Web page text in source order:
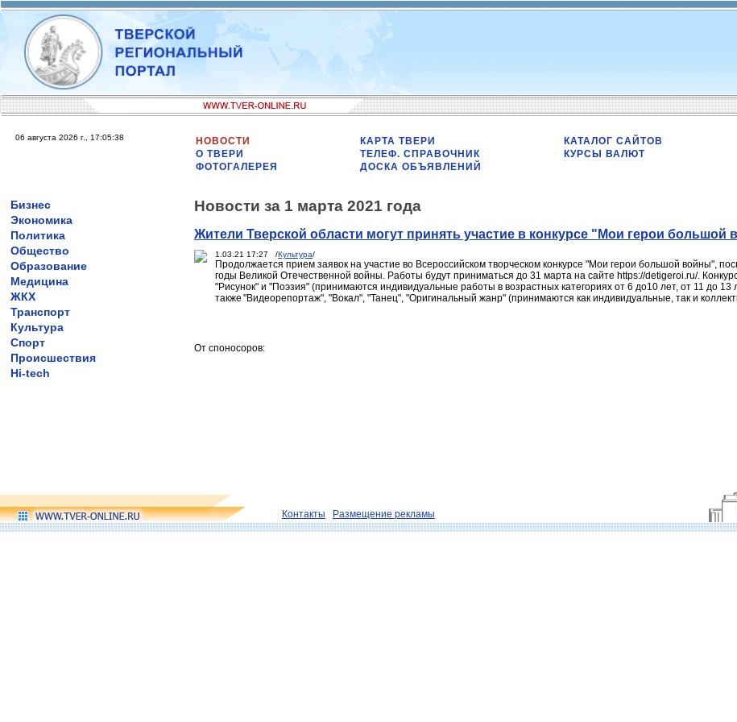
06 августа 2026 г., 17:05:38
НОВОСТИ
О ТВЕРИ
ФОТОГАЛЕРЕЯ
КАРТА ТВЕРИ
ТЕЛЕФ. СПРАВОЧНИК
ДОСКА ОБЪЯВЛЕНИЙ
КАТАЛОГ САЙТОВ
КУРСЫ ВАЛЮТ
Бизнес
Экономика
Политика
Общество
Образование
Медицина
ЖКХ
Транспорт
Культура
Спорт
Происшествия
Hi-tech
Новости за 1 марта 2021 года
Жители Тверской области могут принять участие в конкурсе "Мои герои большой
1.03.21 17:27 /Культура/
Продолжается прием заявок на участие во Всероссийском творческом конкурсе "Мои герои большой войны",
годы Великой Отечественной войны. Работы будут приниматься до 31 марта на сайте https://detigeroi.ru/.
"Рисунок" и "Поэзия" (принимаются индивидуальные работы в возрастных категориях от 6 до10 лет, от 11 до 13
также "Видеорепортаж", "Вокал", "Танец", "Оригинальный жанр" (принимаются как индивидуальные, так и
От споносоров:
Контакты Размещение рекламы